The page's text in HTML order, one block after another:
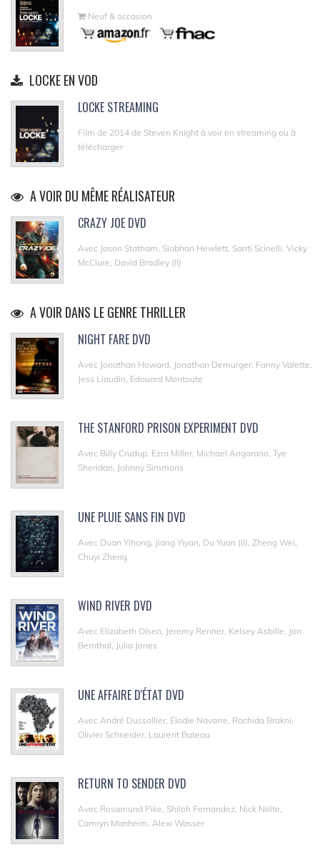
Neuf & occasion
LOCKE EN VOD
LOCKE STREAMING
Film de 2014 de Steven Knight à voir en streaming ou à
télécharger
A VOIR DU MÊME RÉALISATEUR
CRAZY JOE DVD
Avec Jason Statham, Siobhan Hewlett, Santi Scinelli, Vicky
McClure, David Bradley (II)
A VOIR DANS LE GENRE THRILLER
NIGHT FARE DVD
Avec Jonathan Howard, Jonathan Demurger, Fanny Valette,
Jess Liaudin, Edouard Montoute
THE STANFORD PRISON EXPERIMENT DVD
Avec Billy Crudup, Ezra Miller, Michael Angarano, Tye
Sheridan, Johnny Simmons
UNE PLUIE SANS FIN DVD
Avec Duan Yihong, Jiang Yiyan, Du Yuan (II), Zheng Wei,
Chuyi Zheng
WIND RIVER DVD
Avec Elizabeth Olsen, Jeremy Renner, Kelsey Asbille, Jon
Bernthal, Julia Jones
UNE AFFAIRE D'ÉTAT DVD
Avec André Dussollier, Élodie Navarre, Rachida Brakni,
Olivier Schneider, Laurent Bateau
RETURN TO SENDER DVD
Avec Rosamund Pike, Shiloh Fernandez, Nick Nolte,
Camryn Manheim, Alexi Wasser